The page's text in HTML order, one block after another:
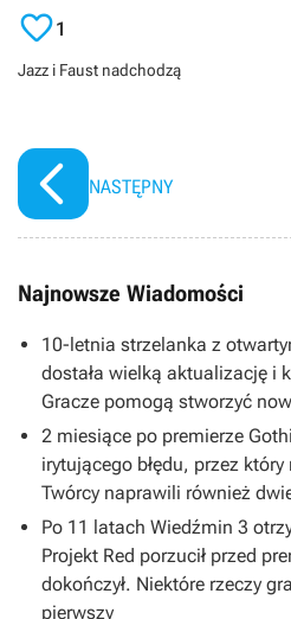
1
Jazz i Faust nadchodzą
NASTĘPNY
Najnowsze Wiadomości
10-letnia strzelanka z
dostała wielką aktualizację i
Gracze pomogą stworzyć
2 miesiące po premierze
irytującego błędu, przez
Twórcy naprawili również
Po 11 latach Wiedźmin 3
Projekt Red porzucił przed
dokończył. Niektóre rzeczy
pierwszy